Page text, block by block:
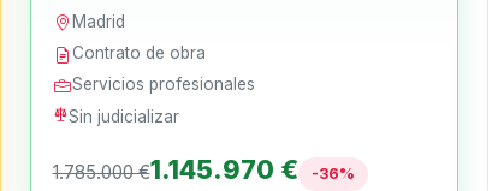
Madrid
Contrato de obra
Servicios profesionales
Sin judicializar
1.785.000 €1.145.970 € -36%